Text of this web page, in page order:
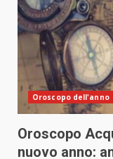
Oroscopo dell'anno
Oroscopo
nuovo anno: